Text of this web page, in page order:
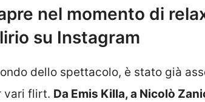
nel momento di
su Instagram
dello spettacolo, è stato già
vari flirt. Da Emis Killa, a Nicolò